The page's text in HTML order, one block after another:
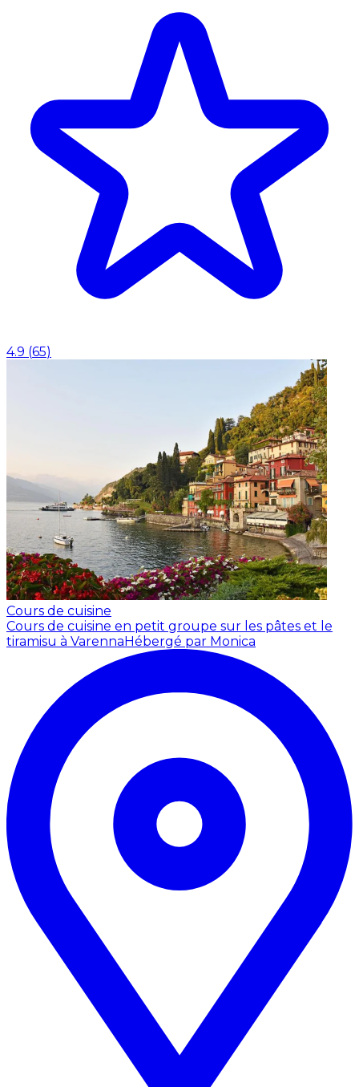
4.9 (65)
Cours de cuisine
Cours de cuisine en petit groupe sur les pâtes et le
tiramisu à Varenna Hébergé par Monica